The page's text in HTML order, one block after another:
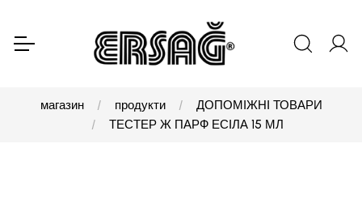
магазин продукти
ДОПОМІЖНІ ТОВАРИ
ТЕСТЕР Ж ПАРФ ЕСІЛА 15 МЛ